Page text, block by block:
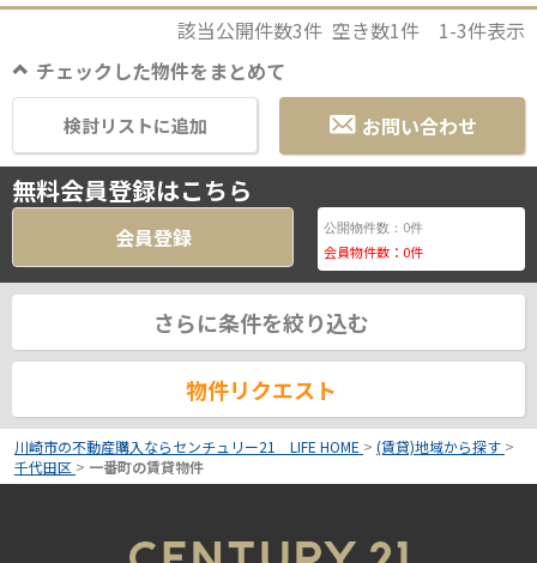
該当公開件数3件 空き数1件 1-3件表示
チェックした物件をまとめて
お問い合わせ
検討リストに追加
無料会員登録はこちら
会員登録 公開物件数： 0件
会員物件数： 0件
さらに条件を絞り込む
物件リクエスト
川崎市の不動産購入ならセンチュリー21 LIFE HOME > (賃貸)地域から探す >
千代田区 > 一番町の賃貸物件